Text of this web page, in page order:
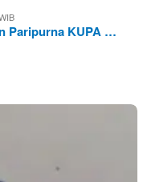
Paripurna KUPA …